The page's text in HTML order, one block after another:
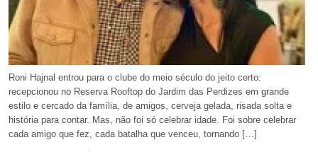
Roni Hajnal entrou para o clube do meio século do jeito certo:
recepcionou no Reserva Rooftop do Jardim das Perdizes em grande
estilo e cercado da família, de amigos, cerveja gelada, risada solta e
história para contar. Mas, não foi só celebrar idade. Foi sobre celebrar
cada amigo que fez, cada batalha que venceu, tornando […]